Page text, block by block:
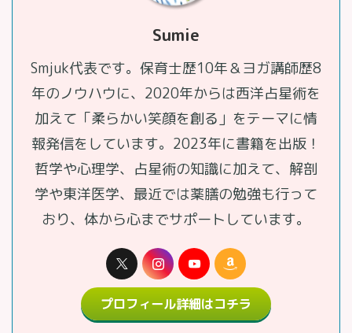
Sumie
Smjuk代表です。保育士歴10年＆ヨガ講師歴8
年のノウハウに、2020年からは西洋占星術を
加えて「柔らかい笑顔を創る」をテーマに情
報発信をしています。2023年に書籍を出版！
哲学や心理学、占星術の知識に加えて、解剖
学や東洋医学、最近では薬膳の勉強も行って
おり、体から心までサポートしています。
プロフィール詳細はコチラ